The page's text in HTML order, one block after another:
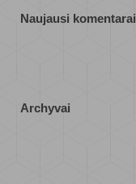
Naujausi komentarai
Archyvai